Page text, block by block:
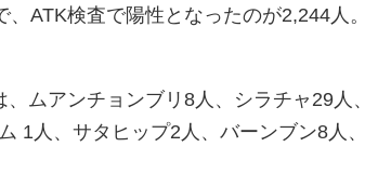
ATK検査で陽性となったのが2,244人
ムアンチョンブリ8人、シラチャ29人
1人、サタヒップ2人、バーンブン8人